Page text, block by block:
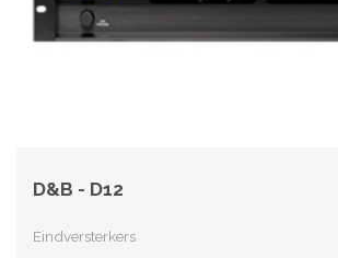
D&B - D12
Eindversterkers